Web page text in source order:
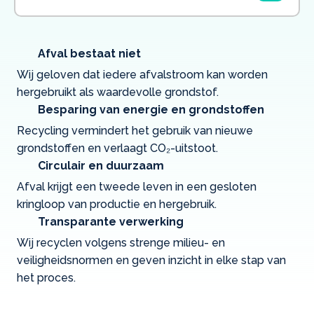
Afval bestaat niet
Wij geloven dat iedere afvalstroom kan worden
hergebruikt als waardevolle grondstof.
Besparing van energie en grondstoffen
Recycling vermindert het gebruik van nieuwe
grondstoffen en verlaagt CO₂-uitstoot.
Circulair en duurzaam
Afval krijgt een tweede leven in een gesloten
kringloop van productie en hergebruik.
Transparante verwerking
Wij recyclen volgens strenge milieu- en
veiligheidsnormen en geven inzicht in elke stap van
het proces.